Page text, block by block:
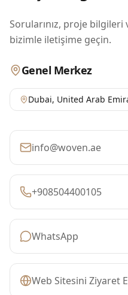
Sorularınız, proje bilgileri
bizimle iletişime geçin.
Genel Merkez
Dubai, United Arab
info@woven.ae
+908504400105
WhatsApp
Web Sitesini Ziyaret